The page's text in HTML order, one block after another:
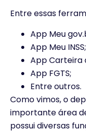
Entre essas
App Meu
App Meu INSS;
App Carteira
App FGTS;
Entre outros.
Como vimos, o
importante área
possui diversas